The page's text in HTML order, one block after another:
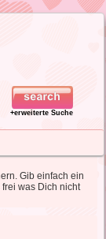
+erweiterte Suche
Gib einfach ein
was Dich nicht